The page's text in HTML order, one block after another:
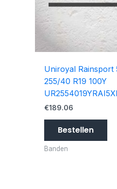
Uniroyal Rainsport
255/40 R19 100Y
€189.06
Bestellen
Banden